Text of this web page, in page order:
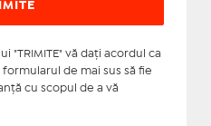
"TRIMITE" vă daţi acordul ca
de mai sus să fie
cu scopul de a vă